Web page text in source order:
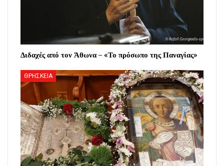
Διδαχές από τον Άθωνα – «Το πρόσωπο της Παναγίας»
ΘΡΗΣΚΕΙΑ